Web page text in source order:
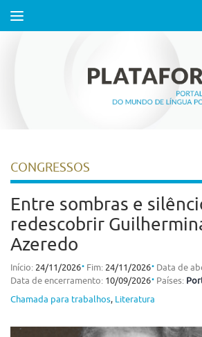
Toggle
CONGRESSOS
Entre sombras e
redescobrir
Azeredo
Início: 24/11/2026⋅ Fim: 24/11/2026⋅ Data de
Data de encerramento: 10/09/2026⋅ Países:
Chamada para trabalhos, Literatura